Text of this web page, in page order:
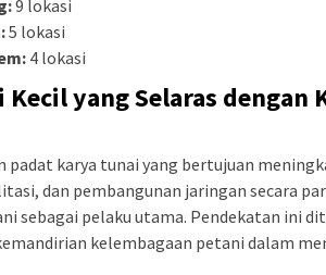
9 lokasi
5 lokasi
4 lokasi
yang Selaras dengan
padat karya tunai yang bertujuan
dan pembangunan jaringan secara
sebagai pelaku utama. Pendekatan ini
kelembagaan petani dalam